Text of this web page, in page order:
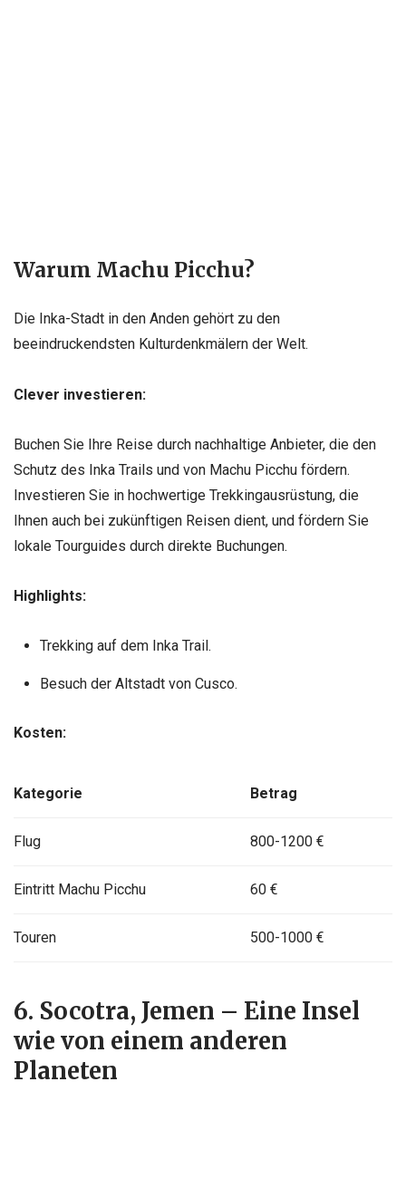
Warum Machu Picchu?
Die Inka-Stadt in den Anden gehört zu den
beeindruckendsten Kulturdenkmälern der Welt.
Clever investieren:
Buchen Sie Ihre Reise durch nachhaltige Anbieter, die den
Schutz des Inka Trails und von Machu Picchu fördern.
Investieren Sie in hochwertige Trekkingausrüstung, die
Ihnen auch bei zukünftigen Reisen dient, und fördern Sie
lokale Tourguides durch direkte Buchungen.
Highlights:
Trekking auf dem Inka Trail.
Besuch der Altstadt von Cusco.
Kosten:
Kategorie Betrag
Flug 800-1200 €
Eintritt Machu Picchu 60 €
Touren 500-1000 €
6. Socotra, Jemen – Eine Insel
wie von einem anderen
Planeten